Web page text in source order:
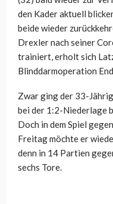
den Kader aktuell
beide wieder
Drexler nach seiner
trainiert, erholt sich
Blinddarmoperation
Zwar ging der 33-
bei der 1:2-Niederlage
Doch in dem Spiel
Freitag möchte er
denn in 14 Partien
sechs Tore.